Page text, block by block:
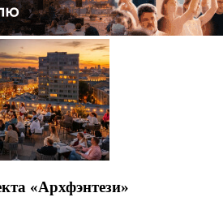
«Архфэнтези»